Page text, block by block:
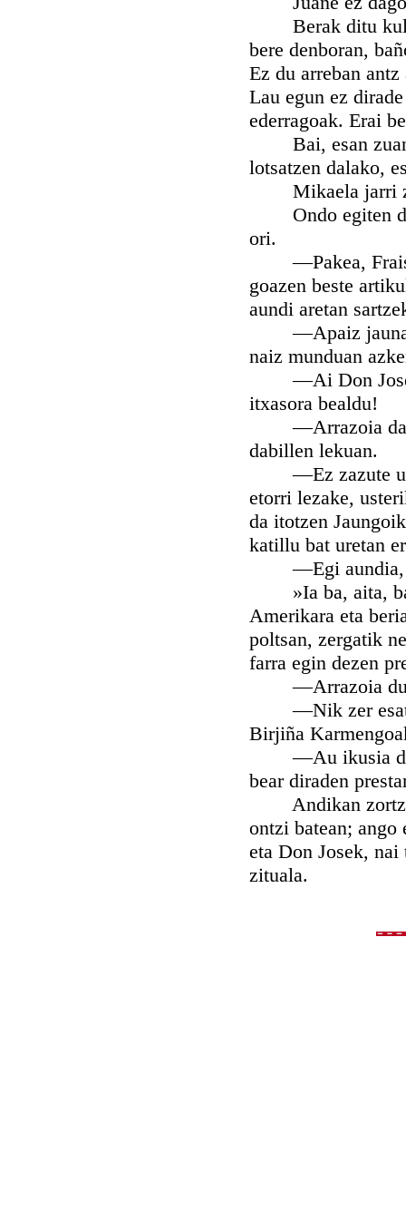
Berak ditu
bere denboran,
Ez du arreban
Lau egun ez
ederragoak. Erai
Bai, esan zuan
lotsatzen dalako,
Mikaela jarri
Ondo egiten
ori.
—Pakea,
goazen beste
aundi aretan
—Apaiz jauna,
naiz munduan
—Ai Don Jose!
itxasora bealdu!
—Arrazoia
dabillen lekuan.
—Ez zazute
etorri lezake,
da itotzen
katillu bat uretan
—Egi aundia,
»Ia ba, aita,
Amerikara eta
poltsan, zergatik
farra egin dezen
—Arrazoia duk
—Nik zer esatea
Birjiña
—Au ikusia
bear diraden
Andikan zortzi
ontzi batean; ango
eta Don Josek,
zituala.